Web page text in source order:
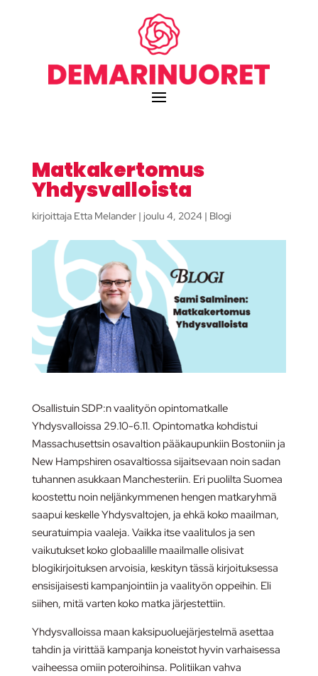
Matkakertomus
Yhdysvalloista
kirjoittaja Etta Melander| joulu 4, 2024| Blogi
Osallistuin SDP:n vaalityön opintomatkalle
Yhdysvalloissa 29.10-6.11. Opintomatka kohdistui
Massachusettsin osavaltion pääkaupunkiin Bostoniin ja
New Hampshiren osavaltiossa sijaitsevaan noin sadan
tuhannen asukkaan Manchesteriin. Eri puolilta Suomea
koostettu noin neljänkymmenen hengen matkaryhmä
saapui keskelle Yhdysvaltojen, ja ehkä koko maailman,
seuratuimpia vaaleja. Vaikka itse vaalitulos ja sen
vaikutukset koko globaalille maailmalle olisivat
blogikirjoituksen arvoisia, keskityn tässä kirjoituksessa
ensisijaisesti kampanjointiin ja vaalityön oppeihin. Eli
siihen, mitä varten koko matka järjestettiin.
Yhdysvalloissa maan kaksipuoluejärjestelmä asettaa
tahdin ja virittää kampanja koneistot hyvin varhaisessa
vaiheessa omiin poteroihinsa. Politiikan vahva